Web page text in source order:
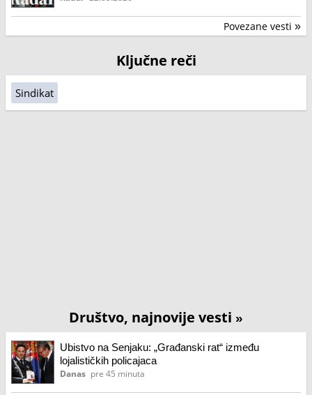
Povezane vesti »
Ključne reči
Sindikat
Društvo, najnovije vesti »
Ubistvo na Senjaku: „Građanski rat“ između
lojalističkih policajaca
Danas pre 45 minuta